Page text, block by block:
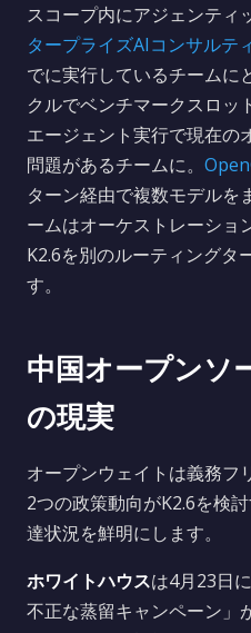
スコープ内にアジェンティ
タープライズAIコンサルテ
でに実行しているチームに
クルでベンチマークスロ
エージェント実行で現在の
問題があるチームに。
ターン経由で複数モデルを
ームはオーケストレーショ
K2.6を別のルーティングタ
す。
中国オープンソ
の現実
オープンウェイトは義務フ
2つの政策動向がK2.6を検
達状況を鮮明にします。
ホワイトハウスは4月23日
不正な蒸留キャンペーン」